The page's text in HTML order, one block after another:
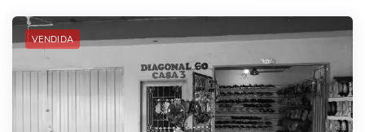
VENDIDA